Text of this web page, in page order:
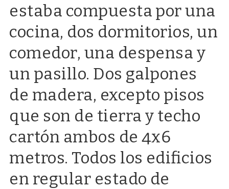
estaba compuesta por una
cocina, dos dormitorios, un
comedor, una despensa y
un pasillo. Dos galpones
de madera, excepto pisos
que son de tierra y techo
cartón ambos de 4x6
metros. Todos los edificios
en regular estado de